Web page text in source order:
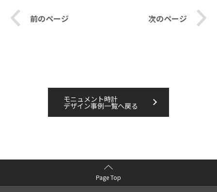
前のページ 次のページ
モニュメント時計
デザイン事例一覧へ戻る
Page Top